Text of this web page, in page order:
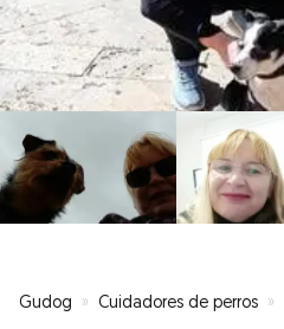
Gudog » Cuidadores de perros »